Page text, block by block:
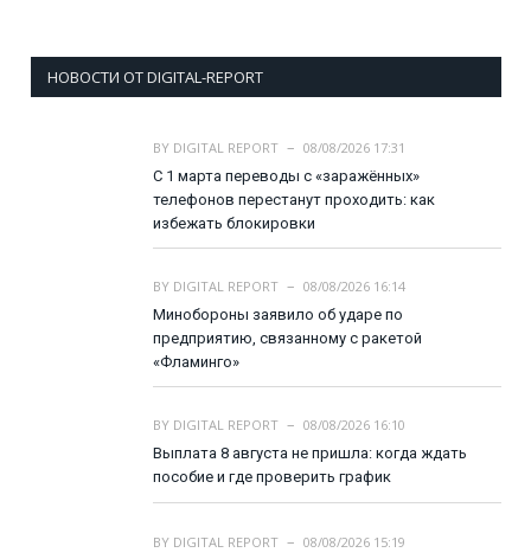
НОВОСТИ ОТ DIGITAL-REPORT
BY DIGITAL REPORT
08/08/2026 17:31
С 1 марта переводы с «заражённых»
телефонов перестанут проходить: как
избежать блокировки
BY DIGITAL REPORT
08/08/2026 16:14
Минобороны заявило об ударе по
предприятию, связанному с ракетой
«Фламинго»
BY DIGITAL REPORT
08/08/2026 16:10
Выплата 8 августа не пришла: когда ждать
пособие и где проверить график
BY DIGITAL REPORT
08/08/2026 15:19